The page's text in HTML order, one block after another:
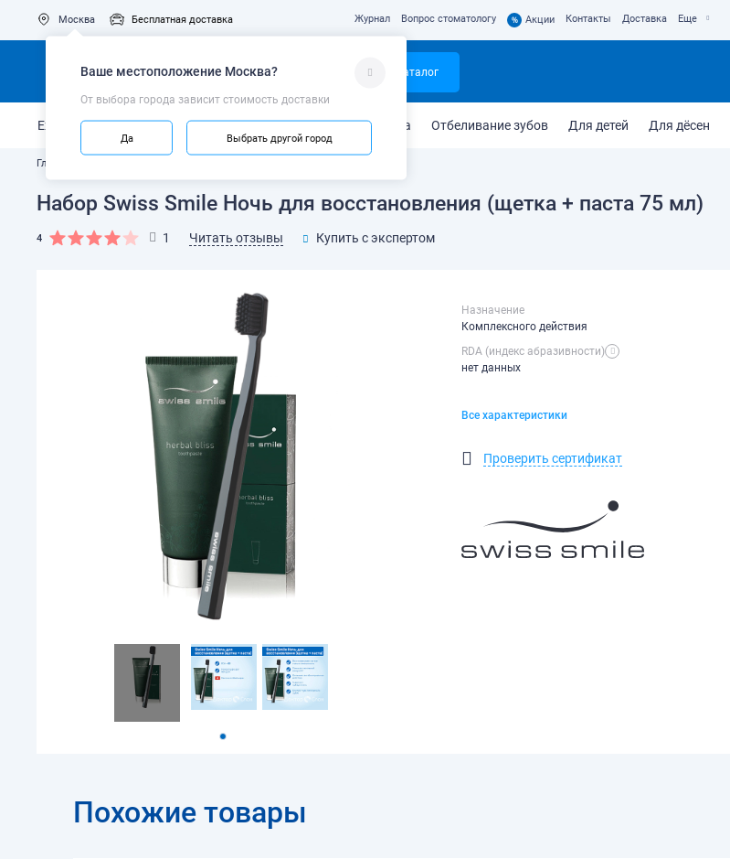
Москва
Ваше местоположение Москва?
От выбора города зависит стоимость доставки
Да Выбрать другой город
Бесплатная доставка Журнал Вопрос стоматологу % Акции Контакты Доставка Еще
Каталог
Ежедневный уход Укрепление эмали Защита от кариеса Отбеливание зубов Для детей Для дёсен
Главная
Набор Swiss Smile Ночь для восстановления (щетка + паста 75 мл)
4 1 Читать отзывы Купить с экспертом
Назначение
Комплексного действия
RDA (индекс абразивности)
нет данных
Все характеристики
Проверить сертификат
Похожие товары